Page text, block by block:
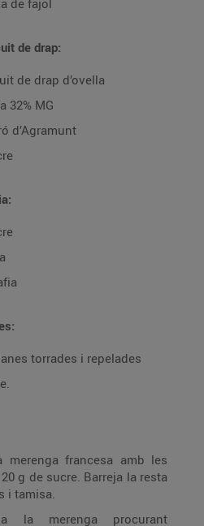
de fajol
de drap:
de drap d’ovella
32% MG
d’Agramunt
torrades i repelades
merenga francesa amb les
g de sucre. Barreja la resta
i tamisa.
la merenga procurant